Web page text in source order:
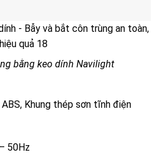
- Bẫy và bắt côn trùng an toàn,
hiệu quả 18
bằng keo dính Navilight
Khung thép sơn tĩnh điện
50Hz